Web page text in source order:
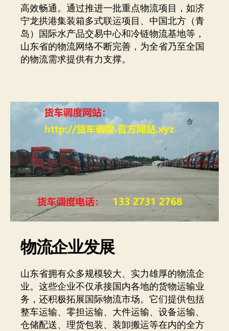
高效畅通。通过推进一批重点物流项目，如济
宁龙拱港集装箱多式联运项目、中国北方（青
岛）国际水产品交易中心和冷链物流基地等，
山东省的物流网络不断完善，为全省乃至全国
的物流需求提供有力支撑。
物流企业发展
山东省拥有众多规模较大、实力雄厚的物流企
业。这些企业不仅承接国内各地的货物运输业
务，还积极拓展国际物流市场。它们提供包括
整车运输、零担运输、大件运输、设备运输、
仓储配送、理货包装、装卸搬运等在内的全方